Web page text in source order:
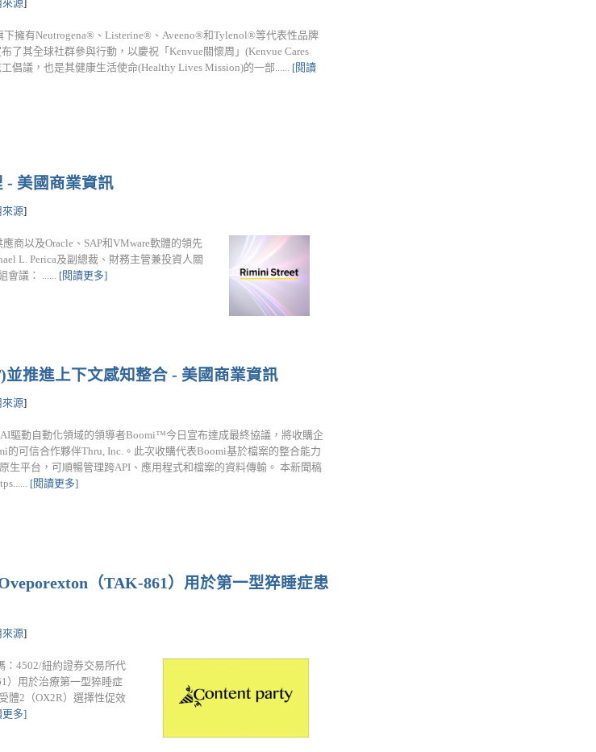
來源]
下擁有Neutrogena®、Listerine®、Aveeno®和Tylenol®等代表性品牌
了其全球社群參與行動，以慶祝「Kenvue關懷周」(Kenvue Cares
倡議，也是其健康生活使命(Healthy Lives Mission)的一部...... [閱讀
- 美國商業資訊
來源]
商以及Oracle、SAP和VMware軟體的領先
L. Perica及副總裁、財務主管兼投資人關
會議： ...... [閱讀更多]
推進上下文感知整合 - 美國商業資訊
來源]
驅動自動化領域的領導者Boomi™今日宣布達成最終協議，將收購企
的可信合作夥伴Thru, Inc.。此次收購代表Boomi基於檔案的整合能力
生平台，可順暢管理跨API、應用程式和檔案的資料傳輸。 本新聞稿
[閱讀更多]
（TAK-861）用於第一型猝睡症患
來源]
：4502/紐約證券交易所代
）用於治療第一型猝睡症
體2（OX2R）選擇性促效
更多]